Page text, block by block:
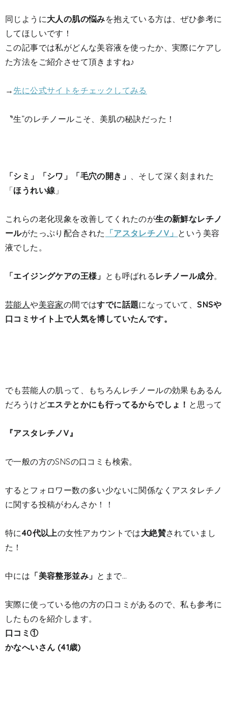
同じように大人の肌の悩みを抱えている方は、ぜひ参考に
してほしいです！
この記事では私がどんな美容液を使ったか、実際にケアし
た方法をご紹介させて頂きますね♪
→ 先に公式サイトをチェックしてみる
〝生”のレチノールこそ、美肌の秘訣だった！
「シミ」「シワ」「毛穴の開き」
、そして深く刻まれた
「ほうれい線 」
これらの老化現象を改善してくれたのが生の新鮮なレチノ
ールがたっぷり配合された 「アスタレチノV」 という美容
液でした。
「エイジングケアの王様」 とも呼ばれる レチノール成分。
芸能人や美容家の間ではすでに話題になっていて、SNSや
口コミサイト上で人気を博していたんです。
でも芸能人の肌って、もちろんレチノールの効果もあるん
だろうけどエステとかにも行ってるからでしょ！ と思って
『アスタレチノV』
で一般の方のSNSの口コミも検索。
するとフォロワー数の多い少ないに関係なくアスタレチノ
に関する投稿がわんさか！！
特に40代以上の女性アカウントでは大絶賛されていまし
た！
中には 「美容整形並み」 とまで…
実際に使っている他の方の口コミがあるので、私も参考に
したものを紹介します。
口コミ①
かなへいさん (41歳)